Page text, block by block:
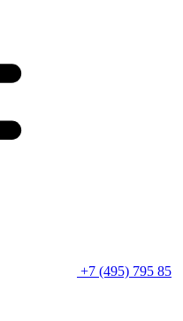
+7 (495) 795 85